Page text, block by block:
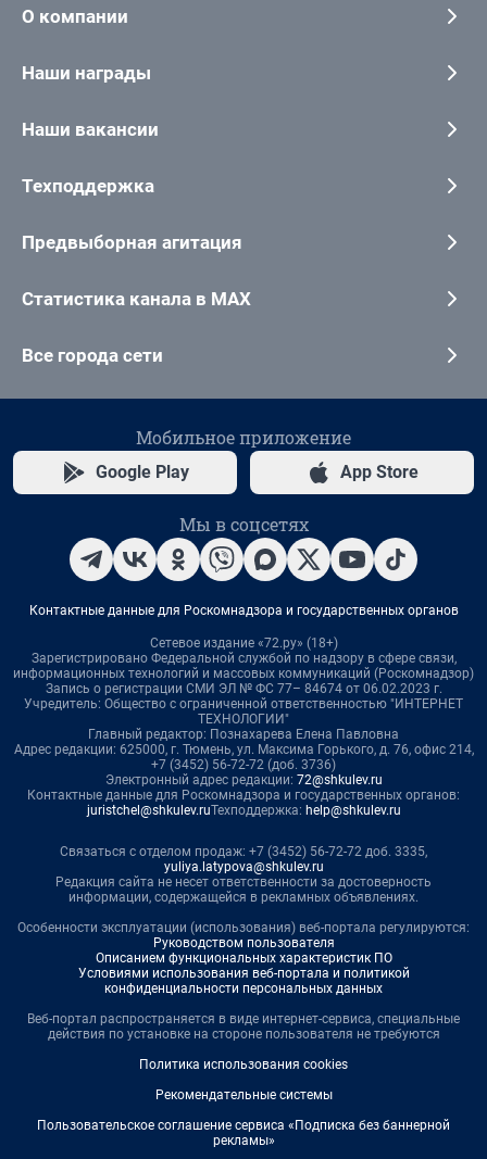
О компании
Наши награды
Наши вакансии
Техподдержка
Предвыборная агитация
Статистика канала в MAX
Все города сети
Мобильное приложение
Google Play App Store
Мы в соцсетях
Контактные данные для Роскомнадзора и государственных органов
Сетевое издание «72.ру» (18+)
Зарегистрировано Федеральной службой по надзору в сфере связи,
информационных технологий и массовых коммуникаций (Роскомнадзор)
Запись о регистрации СМИ ЭЛ № ФС 77– 84674 от 06.02.2023 г.
Учредитель: Общество с ограниченной ответственностью "ИНТЕРНЕТ
ТЕХНОЛОГИИ"
Главный редактор: Познахарева Елена Павловна
Адрес редакции: 625000, г. Тюмень, ул. Максима Горького, д. 76, офис 214,
+7 (3452) 56-72-72 (доб. 3736)
Электронный адрес редакции: 72@shkulev.ru
Контактные данные для Роскомнадзора и государственных органов:
juristchel@shkulev.ruТехподдержка: help@shkulev.ru
Связаться с отделом продаж: +7 (3452) 56-72-72 доб. 3335,
yuliya.latypova@shkulev.ru
Редакция сайта не несет ответственности за достоверность
информации, содержащейся в рекламных объявлениях.
Особенности эксплуатации (использования) веб-портала регулируются:
Руководством пользователя
Описанием функциональных характеристик ПО
Условиями использования веб-портала и политикой
конфиденциальности персональных данных
Веб-портал распространяется в виде интернет-сервиса, специальные
действия по установке на стороне пользователя не требуются
Политика использования cookies
Рекомендательные системы
Пользовательское соглашение сервиса «Подписка без баннерной
рекламы»